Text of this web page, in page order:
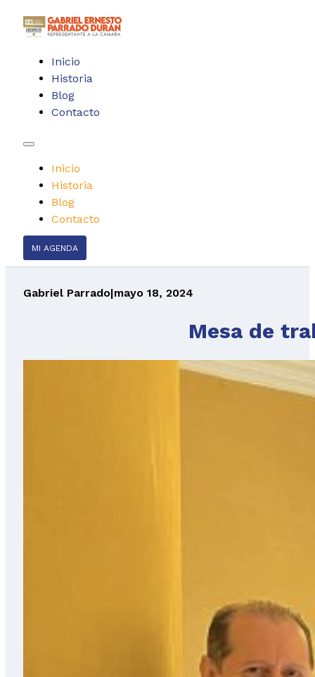
Inicio
Historia
Blog
Contacto
Inicio
Historia
Blog
Contacto
MI AGENDA
Gabriel Parrado|mayo 18, 2024
Mesa de